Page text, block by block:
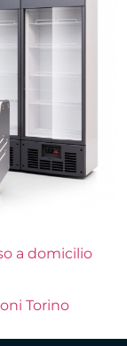
a domicilio
Torino